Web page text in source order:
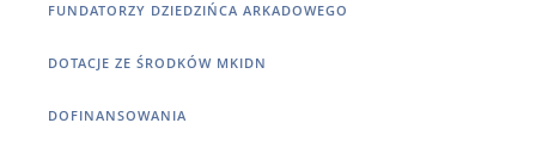
FUNDATORZY DZIEDZIŃCA ARKADOWEGO
DOTACJE ZE ŚRODKÓW MKIDN
DOFINANSOWANIA